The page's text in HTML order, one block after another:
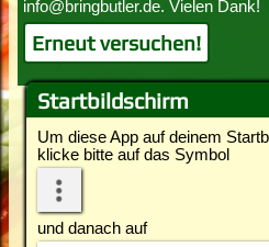
Startbildschirm
Um diese App auf deinem
klicke bitte auf das Symbol
und danach auf
Erneut versuchen!